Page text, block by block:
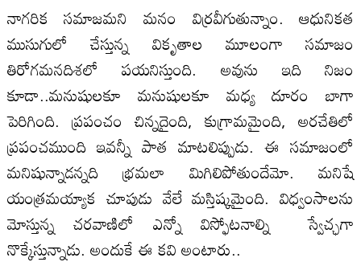
నాగరిక సమాజమని మనం విర్రవీగుతున్నాం. ఆధునికత
ముసుగులో చేస్తున్న వికృతాల మూలంగా సమాజం
తిరోగమనదిశలో పయనిస్తుంది. అవును ఇది నిజం
కూడా..మనుషులకూ మనుషులకూ మధ్య దూరం బాగా
పెరిగింది. ప్రపంచం చిన్నదైంది, కుగ్రామమైంది, అరచేతిలో
ప్రపంచముంది ఇవన్నీ పాత మాటలిప్పుడు. ఈ సమాజంలో
మనిషున్నాడన్నది భ్రమలా మిగిలిపోతుందేమో. మనిషే
యంత్రమయ్యాక చూపుడు వేలే మస్తిష్కమైంది. విధ్వంసాలను
మోస్తున్న చరవాణిలో ఎన్నో విస్ఫోటనాల్ని స్వేచ్ఛగా
నొక్కేస్తున్నాడు. అందుకే ఈ కవి అంటారు..